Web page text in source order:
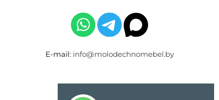
E-mail: info@molodechnomebel.by